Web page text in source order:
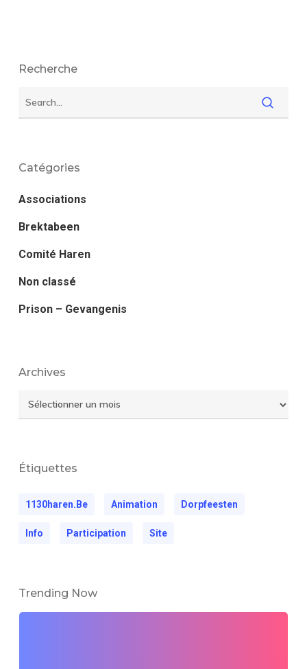
Recherche
Catégories
Associations
Brektabeen
Comité Haren
Non classé
Prison – Gevangenis
Archives
Archives
Étiquettes
1130haren.be Animation Dorpfeesten
Info Participation Site
Trending Now